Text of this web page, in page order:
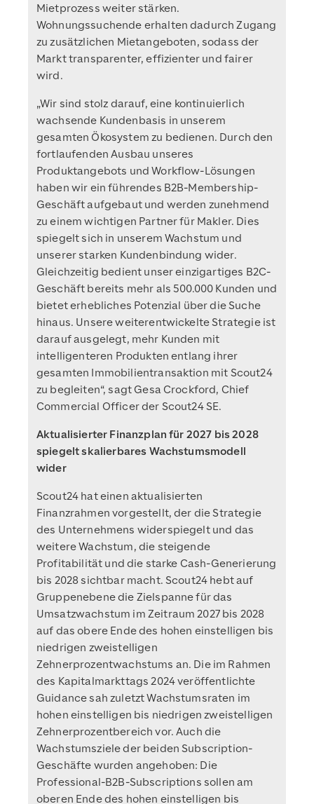
Mietprozess weiter stärken.
Wohnungssuchende erhalten dadurch Zugang
zu zusätzlichen Mietangeboten, sodass der
Markt transparenter, effizienter und fairer
wird.
„Wir sind stolz darauf, eine kontinuierlich
wachsende Kundenbasis in unserem
gesamten Ökosystem zu bedienen. Durch den
fortlaufenden Ausbau unseres
Produktangebots und Workflow-Lösungen
haben wir ein führendes B2B-Membership-
Geschäft aufgebaut und werden zunehmend
zu einem wichtigen Partner für Makler. Dies
spiegelt sich in unserem Wachstum und
unserer starken Kundenbindung wider.
Gleichzeitig bedient unser einzigartiges B2C-
Geschäft bereits mehr als 500.000 Kunden und
bietet erhebliches Potenzial über die Suche
hinaus. Unsere weiterentwickelte Strategie ist
darauf ausgelegt, mehr Kunden mit
intelligenteren Produkten entlang ihrer
gesamten Immobilientransaktion mit Scout24
zu begleiten“, sagt Gesa Crockford, Chief
Commercial Officer der Scout24 SE.
Aktualisierter Finanzplan für 2027 bis 2028
spiegelt skalierbares Wachstumsmodell
wider
Scout24 hat einen aktualisierten
Finanzrahmen vorgestellt, der die Strategie
des Unternehmens widerspiegelt und das
weitere Wachstum, die steigende
Profitabilität und die starke Cash-Generierung
bis 2028 sichtbar macht. Scout24 hebt auf
Gruppenebene die Zielspanne für das
Umsatzwachstum im Zeitraum 2027 bis 2028
auf das obere Ende des hohen einstelligen bis
niedrigen zweistelligen
Zehnerprozentwachstums an. Die im Rahmen
des Kapitalmarkttags 2024 veröffentlichte
Guidance sah zuletzt Wachstumsraten im
hohen einstelligen bis niedrigen zweistelligen
Zehnerprozentbereich vor. Auch die
Wachstumsziele der beiden Subscription-
Geschäfte wurden angehoben: Die
Professional-B2B-Subscriptions sollen am
oberen Ende des hohen einstelligen bis